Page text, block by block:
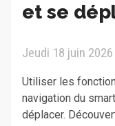
et se
Jeudi 18 juin
Utiliser les
navigation du
déplacer.